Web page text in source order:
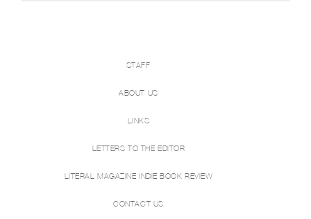
STAFF
ABOUT US
LINKS
LETTERS TO THE EDITOR
LITERAL MAGAZINE INDIE BOOK REVIEW
CONTACT US